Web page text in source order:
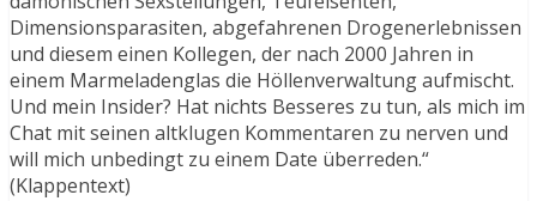
Dimensionsparasiten, abgefahrenen Drogenerlebnissen
und diesem einen Kollegen, der nach 2000 Jahren in
einem Marmeladenglas die Höllenverwaltung aufmischt.
Und mein Insider? Hat nichts Besseres zu tun, als mich im
Chat mit seinen altklugen Kommentaren zu nerven und
will mich unbedingt zu einem Date überreden.“
(Klappentext)